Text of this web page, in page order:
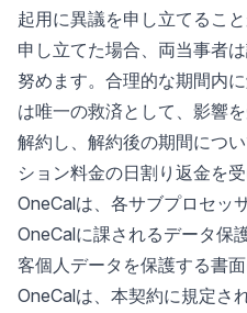
起用に異議を申し立てるこ
申し立てた場合、両当事者
努めます。合理的な期間内
は唯一の救済として、影響
解約し、解約後の期間につ
ション料金の日割り返金を
OneCalは、各サブプロセッ
OneCalに課されるデータ保
客個人データを保護する書
OneCalは、本契約に規定さ